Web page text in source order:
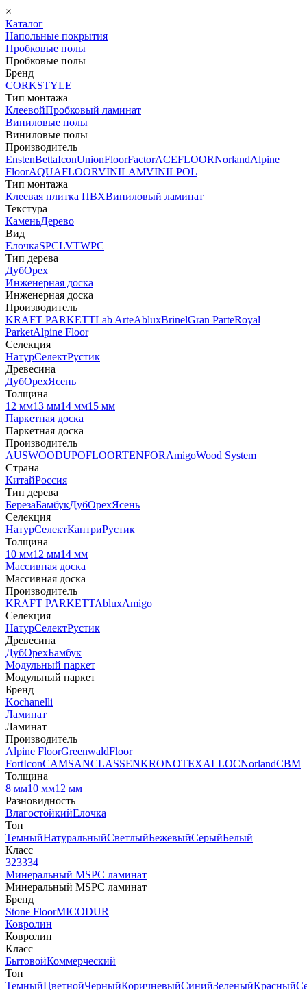
×
Каталог
Напольные покрытия
Пробковые полы
Пробковые полы
Бренд
CORKSTYLE
Тип монтажа
КлеевойПробковый ламинат
Виниловые полы
Виниловые полы
Производитель
EnstenBettaIconUnionFloorFactorACEFLOORNorlandAlpine
FloorAQUAFLOORVINILAMVINILPOL
Тип монтажа
Клеевая плитка ПВХВиниловый ламинат
Текстура
КаменьДерево
Вид
ЕлочкаSPCLVTWPC
Тип дерева
ДубОрех
Инженерная доска
Инженерная доска
Производитель
KRAFT PARKETTLab ArteAbluxBrinelGran ParteRoyal
ParketAlpine Floor
Селекция
НатурСелектРустик
Древесина
ДубОрехЯсень
Толщина
12 мм13 мм14 мм15 мм
Паркетная доска
Паркетная доска
Производитель
AUSWOODUPOFLOORTENFORAmigoWood System
Страна
КитайРоссия
Тип дерева
БерезаБамбукДубОрехЯсень
Селекция
НатурСелектКантриРустик
Толщина
10 мм12 мм14 мм
Массивная доска
Массивная доска
Производитель
KRAFT PARKETTAbluxAmigo
Селекция
НатурСелектРустик
Древесина
ДубОрехБамбук
Модульный паркет
Модульный паркет
Бренд
Kochanelli
Ламинат
Ламинат
Производитель
Alpine FloorGreenwaldFloor
FortIconCAMSANCLASSENKRONOTEXALLOCNorlandCBM
Толщина
8 мм10 мм12 мм
Разновидность
ВлагостойкийЕлочка
Тон
ТемныйНатуральныйСветлыйБежевыйСерыйБелый
Класс
323334
Минеральный MSPC ламинат
Минеральный MSPC ламинат
Бренд
Stone FloorMICODUR
Ковролин
Ковролин
Класс
БытовойКоммерческий
Тон
ТемныйЦветнойЧерныйКоричневыйСинийЗеленыйКрасный